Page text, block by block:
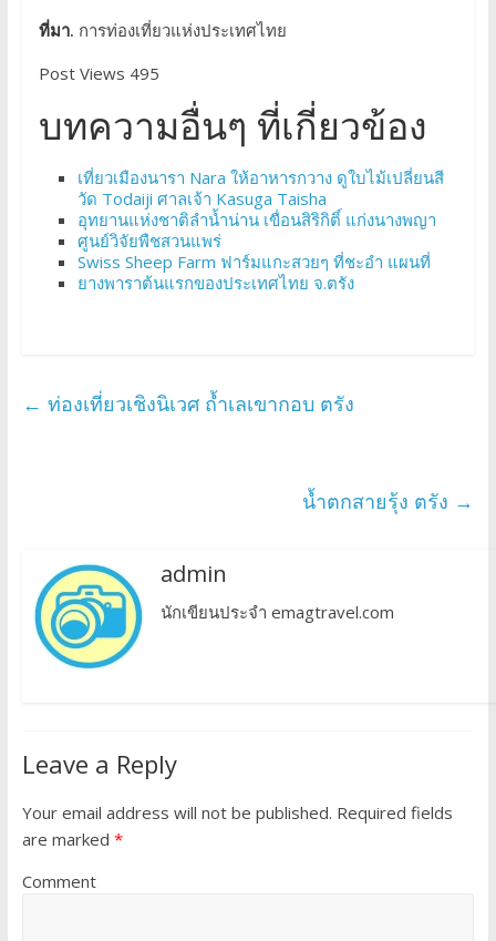
ที่มา. การท่องเที่ยวแห่งประเทศไทย
Post Views 495
บทความอื่นๆ ที่เกี่ยวข้อง
เที่ยวเมืองนารา Nara ให้อาหารกวาง ดูใบไม้เปลี่ยนสี
วัด Todaiji ศาลเจ้า Kasuga Taisha
อุทยานแห่งชาติลำน้ำน่าน เขื่อนสิริกิติ์ แก่งนางพญา
ศูนย์วิจัยพืชสวนแพร่
Swiss Sheep Farm ฟาร์มแกะสวยๆ ที่ชะอำ แผนที่
ยางพาราต้นแรกของประเทศไทย จ.ตรัง
← ท่องเที่ยวเชิงนิเวศ ถ้ำเลเขากอบ ตรัง
น้ำตกสายรุ้ง ตรัง →
admin
นักเขียนประจำ emagtravel.com
Leave a Reply
Your email address will not be published. Required fields
are marked *
Comment